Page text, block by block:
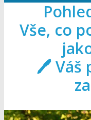
Vše, co
🖊️ Váš